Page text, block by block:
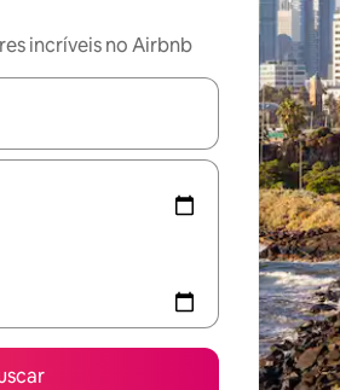
incríveis no Airbnb
disponíveis, explore-os usando